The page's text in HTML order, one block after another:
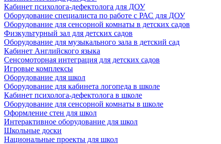
Кабинет психолога-дефектолога для ДОУ
Оборудование специалиста по работе с РАС для ДОУ
Оборудование для сенсорной комнаты в детских садов
Физкультурный зал для детских садов
Оборудование для музыкального зала в детский сад
Кабинет Английского языка
Сенсомоторная интеграция для детских садов
Игровые комплексы
Оборудование для школ
Оборудование для кабинета логопеда в школе
Кабинет психолога-дефектолога в школе
Оборудование для сенсорной комнаты в школе
Оформление стен для школ
Интерактивное оборудование для школ
Школьные доски
Национальные проекты для школ